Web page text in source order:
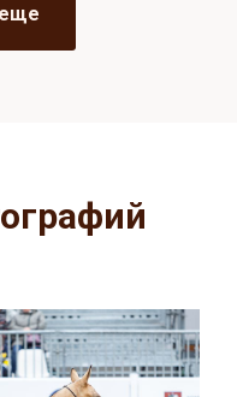
еще